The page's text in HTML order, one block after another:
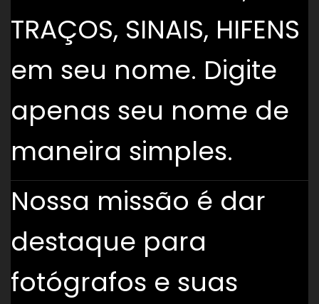
TRAÇOS, SINAIS, HIFENS
em seu nome. Digite
apenas seu nome de
maneira simples.
Nossa missão é dar
destaque para
fotógrafos e suas